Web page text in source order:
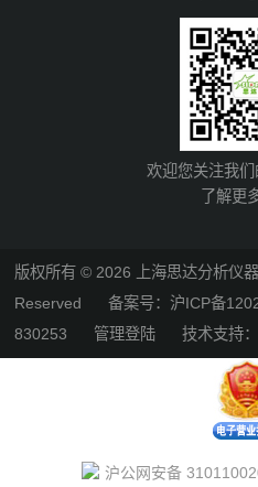
欢迎您关注我
了解更
版权所有 © 2026 上海思达分析仪
Reserved备案号：沪ICP备
830253 管理登陆 技术支持
沪公网安备